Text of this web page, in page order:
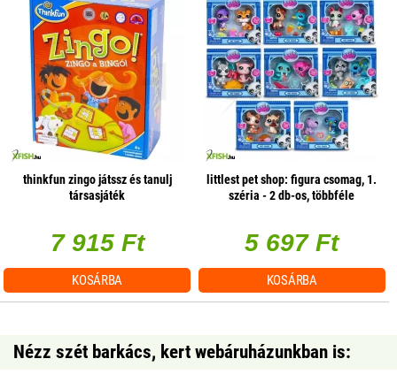
thinkfun zingo játssz és tanulj
társasjáték
7 915 Ft
KOSÁRBA
littlest pet shop: figura csomag, 1.
széria - 2 db-os, többféle
5 697 Ft
KOSÁRBA
Nézz szét barkács, kert webáruházunkban is: